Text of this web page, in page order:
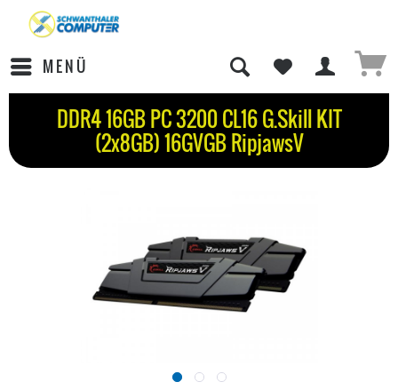
MENÜ
DDR4 16GB PC 3200 CL16 G.Skill KIT
(2x8GB) 16GVGB RipjawsV